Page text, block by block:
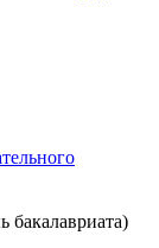
бакалавриата)